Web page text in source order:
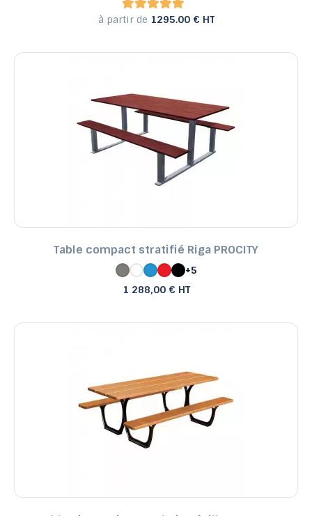
à partir de 1295.00 € HT
Table compact stratifié Riga PROCITY
+5
1 288,00 € HT